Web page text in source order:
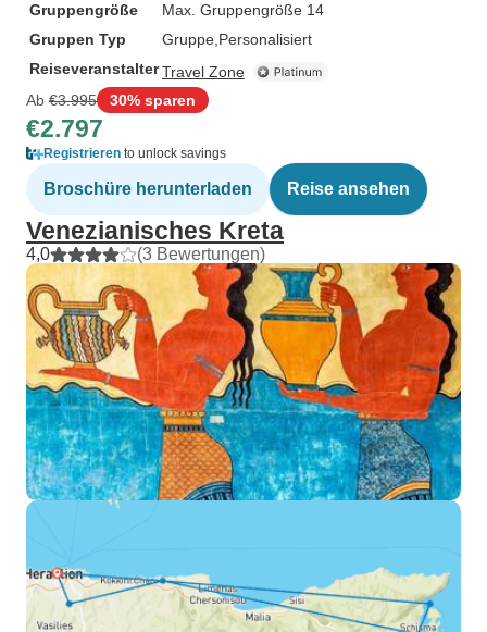
Gruppengröße
Max. Gruppengröße 14
Gruppen Typ
Gruppe Personalisiert
ReiseveranstalterTravel Zone
Ab €3.995 30% sparen
€2.797
Registrieren to unlock savings
Broschüre herunterladen Reise ansehen
Venezianisches Kreta
4,0 (3 Bewertungen)